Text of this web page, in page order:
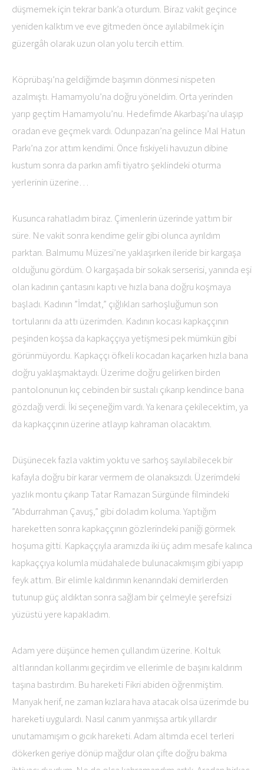
düşmemek için tekrar bank’a oturdum. Biraz vakit geçince
yeniden kalktım ve eve gitmeden önce ayılabilmek için
güzergâh olarak uzun olan yolu tercih ettim.
Köprübaşı’na geldiğimde başımın dönmesi nispeten
azalmıştı. Hamamyolu’na doğru yöneldim. Orta yerinden
yarıp geçtim Hamamyolu’nu. Hedefimde Akarbaşı’na ulaşıp
oradan eve geçmek vardı. Odunpazarı’na gelince Mal Hatun
Parkı’na zor attım kendimi. Önce fıskiyeli havuzun dibine
kustum sonra da parkın amfi tiyatro şeklindeki oturma
yerlerinin üzerine…
Kusunca rahatladım biraz. Çimenlerin üzerinde yattım bir
süre. Ne vakit sonra kendime gelir gibi olunca ayrıldım
parktan. Balmumu Müzesi’ne yaklaşırken ileride bir kargaşa
olduğunu gördüm. O kargaşada bir sokak serserisi, yanında eşi
olan kadının çantasını kaptı ve hızla bana doğru koşmaya
başladı. Kadının ”İmdat,” çığlıkları sarhoşluğumun son
tortularını da attı üzerimden. Kadının kocası kapkaççının
peşinden koşsa da kapkaççıya yetişmesi pek mümkün gibi
görünmüyordu. Kapkaççı öfkeli kocadan kaçarken hızla bana
doğru yaklaşmaktaydı. Üzerime doğru gelirken birden
pantolonunun kıç cebinden bir sustalı çıkarıp kendince bana
gözdağı verdi. İki seçeneğim vardı. Ya kenara çekilecektim, ya
da kapkaççının üzerine atlayıp kahraman olacaktım.
Düşünecek fazla vaktim yoktu ve sarhoş sayılabilecek bir
kafayla doğru bir karar vermem de olanaksızdı. Üzerimdeki
yazlık montu çıkarıp Tatar Ramazan Sürgünde filmindeki
”Abdurrahman Çavuş,” gibi doladım koluma. Yaptığım
hareketten sonra kapkaççının gözlerindeki paniği görmek
hoşuma gitti. Kapkaççıyla aramızda iki üç adım mesafe kalınca
kapkaççıya kolumla müdahalede bulunacakmışım gibi yapıp
feyk attım. Bir elimle kaldırımın kenarındaki demirlerden
tutunup güç aldıktan sonra sağlam bir çelmeyle şerefsizi
yüzüstü yere kapakladım.
Adam yere düşünce hemen çullandım üzerine. Koltuk
altlarından kollarımı geçirdim ve ellerimle de başını kaldırım
taşına bastırdım. Bu hareketi Fikri abiden öğrenmiştim.
Manyak herif, ne zaman kızlara hava atacak olsa üzerimde bu
hareketi uygulardı. Nasıl canım yanmışsa artık yıllardır
unutamamışım o gıcık hareketi. Adam altımda ecel terleri
dökerken geriye dönüp mağdur olan çifte doğru bakma